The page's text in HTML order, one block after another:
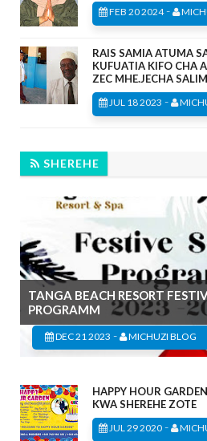
FEB 20 2024-
RAIS SAMIA ATUMA
KUFUATIA KIFO CHA
ZEC MHE.JECHA
JUL 18 2023 -
SHEREHE
TANGA BEACH RESORT
PROGRAMM
DEC 21 2023 - MICHUZI BLOG
HAPPY HOUR
KWA SHEREHE ZOTE
JUL 29 2020 -